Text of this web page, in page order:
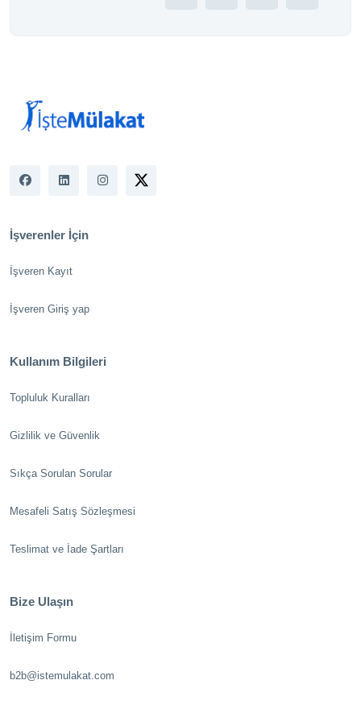
İşverenler İçin
İşveren Kayıt
İşveren Giriş yap
Kullanım Bilgileri
Topluluk Kuralları
Gizlilik ve Güvenlik
Sıkça Sorulan Sorular
Mesafeli Satış Sözleşmesi
Teslimat ve İade Şartları
Bize Ulaşın
İletişim Formu
b2b@istemulakat.com